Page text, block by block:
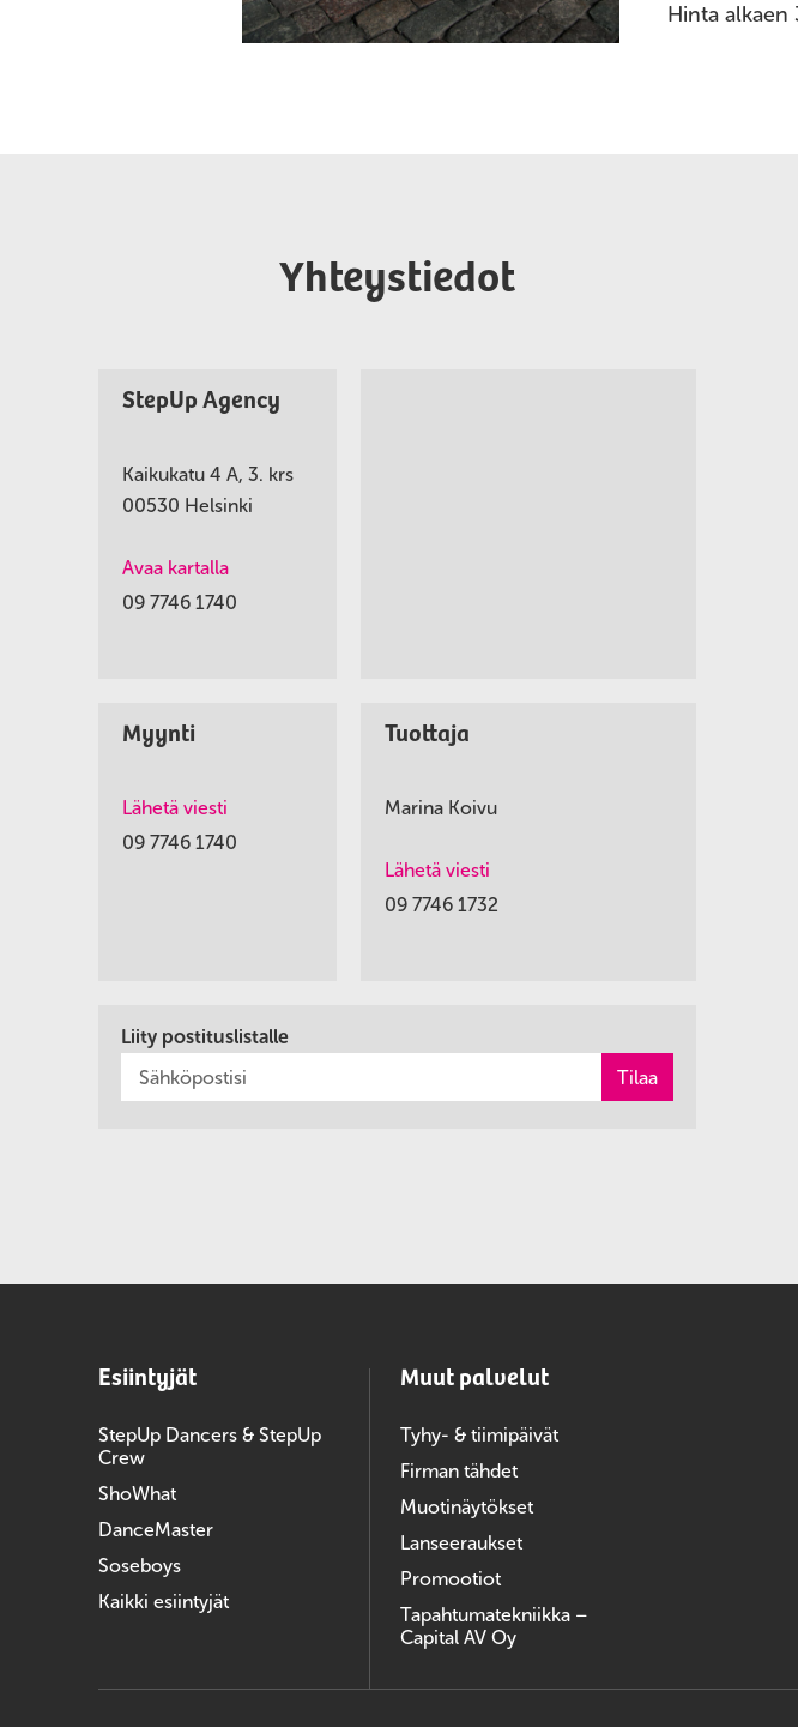
Hinta alkaen
Yhteystiedot
StepUp Agency
Kaikukatu 4 A, 3. krs
00530 Helsinki
Avaa kartalla
09 7746 1740
Myynti
Lähetä viesti
09 7746 1740
Tuottaja
Marina Koivu
Lähetä viesti
09 7746 1732
Liity postituslistalle
Esiintyjät
StepUp Dancers & StepUp
Crew
ShoWhat
DanceMaster
Soseboys
Kaikki esiintyjät
Muut palvelut
Tyhy- & tiimipäivät
Firman tähdet
Muotinäytökset
Lanseeraukset
Promootiot
Tapahtumatekniikka –
Capital AV Oy